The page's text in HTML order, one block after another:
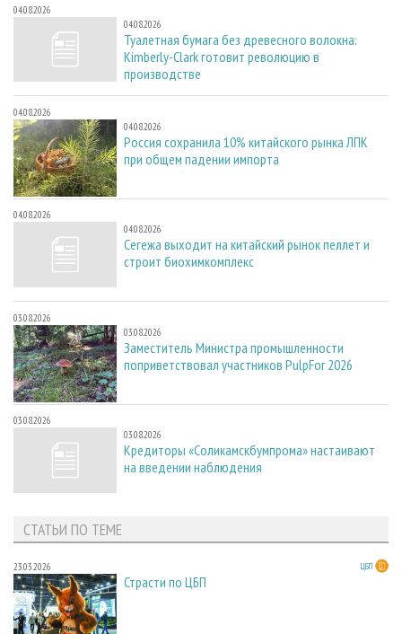
04.08.2026
04.08.2026
Туалетная бумага без древесного волокна:
Kimberly-Clark готовит революцию в
производстве
04.08.2026
04.08.2026
Россия сохранила 10% китайского рынка ЛПК
при общем падении импорта
04.08.2026
04.08.2026
Сегежа выходит на китайский рынок пеллет и
строит биохимкомплекс
03.08.2026
03.08.2026
Заместитель Министра промышленности
поприветствовал участников PulpFor 2026
03.08.2026
03.08.2026
Кредиторы «Соликамскбумпрома» настаивают
на введении наблюдения
СТАТЬИ ПО ТЕМЕ
23.03.2026 ЦБП
Страсти по ЦБП